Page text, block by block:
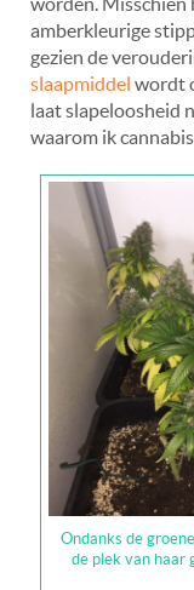
amberkleurige
gezien de
slaapmiddel wordt
laat slapeloosheid
waarom ik
Ondanks de
de plek van haar